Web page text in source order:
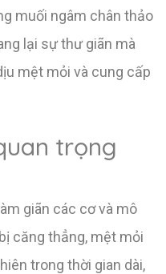
muối ngâm chân thảo
lại sự thư giãn mà
mệt mỏi và cung cấp
trọng
giãn các cơ và mô
căng thẳng, mệt mỏi
trong thời gian dài,